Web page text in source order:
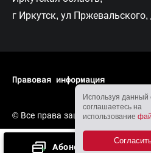
г Иркутск, ул Пржевальского,
Правовая информация
© Все права защищены, 2026
Разработка сайта — Вангер.рф
Абонементы
Используя данный
соглашаетесь на
использование